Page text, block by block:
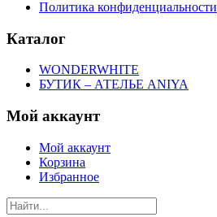
Политика конфиденциальности
Каталог
WONDERWHITE
БУТИК – АТЕЛЬЕ ANIYA
Мой аккаунт
Мой аккаунт
Корзина
Избранное